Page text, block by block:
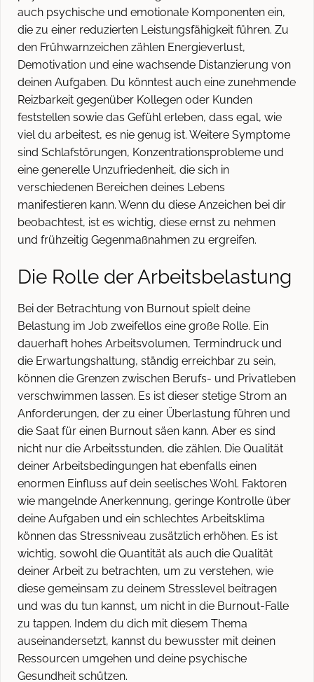
auch psychische und emotionale Komponenten ein,
die zu einer reduzierten Leistungsfähigkeit führen. Zu
den Frühwarnzeichen zählen Energieverlust,
Demotivation und eine wachsende Distanzierung von
deinen Aufgaben. Du könntest auch eine zunehmende
Reizbarkeit gegenüber Kollegen oder Kunden
feststellen sowie das Gefühl erleben, dass egal, wie
viel du arbeitest, es nie genug ist. Weitere Symptome
sind Schlafstörungen, Konzentrationsprobleme und
eine generelle Unzufriedenheit, die sich in
verschiedenen Bereichen deines Lebens
manifestieren kann. Wenn du diese Anzeichen bei dir
beobachtest, ist es wichtig, diese ernst zu nehmen
und frühzeitig Gegenmaßnahmen zu ergreifen.
Die Rolle der Arbeitsbelastung
Bei der Betrachtung von Burnout spielt deine
Belastung im Job zweifellos eine große Rolle. Ein
dauerhaft hohes Arbeitsvolumen, Termindruck und
die Erwartungshaltung, ständig erreichbar zu sein,
können die Grenzen zwischen Berufs- und Privatleben
verschwimmen lassen. Es ist dieser stetige Strom an
Anforderungen, der zu einer Überlastung führen und
die Saat für einen Burnout säen kann. Aber es sind
nicht nur die Arbeitsstunden, die zählen. Die Qualität
deiner Arbeitsbedingungen hat ebenfalls einen
enormen Einfluss auf dein seelisches Wohl. Faktoren
wie mangelnde Anerkennung, geringe Kontrolle über
deine Aufgaben und ein schlechtes Arbeitsklima
können das Stressniveau zusätzlich erhöhen. Es ist
wichtig, sowohl die Quantität als auch die Qualität
deiner Arbeit zu betrachten, um zu verstehen, wie
diese gemeinsam zu deinem Stresslevel beitragen
und was du tun kannst, um nicht in die Burnout-Falle
zu tappen. Indem du dich mit diesem Thema
auseinandersetzt, kannst du bewusster mit deinen
Ressourcen umgehen und deine psychische
Gesundheit schützen.